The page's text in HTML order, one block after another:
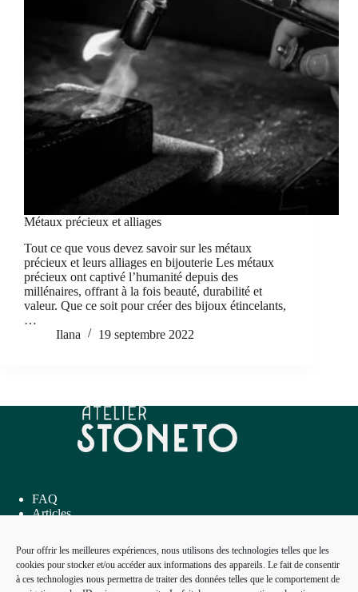
Pour offrir les meilleures expériences, nous utilisons des technologies telles que les
cookies pour stocker et/ou accéder aux informations des appareils. Le fait de consentir
à ces technologies nous permettra de traiter des données telles que le comportement de
Métaux précieux et alliages
Tout ce que vous devez savoir sur les métaux
précieux et leurs alliages en bijouterie Les métaux
précieux ont captivé l’humanité depuis des
millénaires, offrant à la fois beauté, durabilité et
valeur. Que ce soit pour créer des bijoux étincelants,
…
Ilana
19 septembre 2022
FAQ
Articles